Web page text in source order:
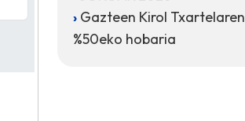
Gazteen Kirol Txartelaren
%50eko hobaria